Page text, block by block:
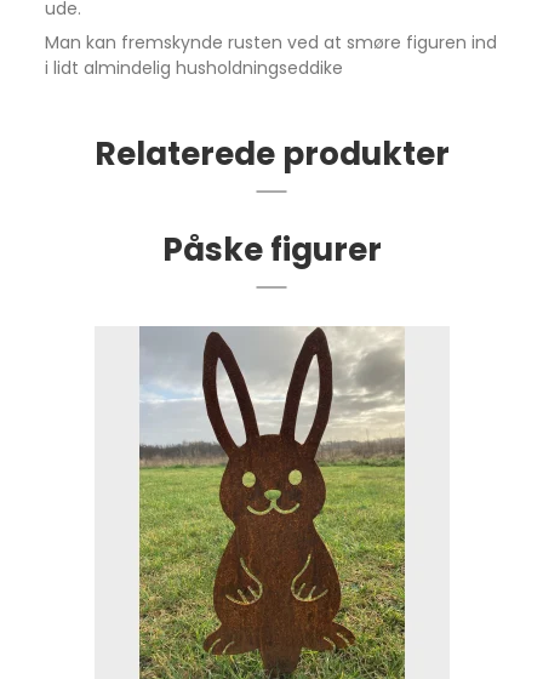
ude.
Man kan fremskynde rusten ved at smøre figuren ind
i lidt almindelig husholdningseddike
Relaterede produkter
Påske figurer